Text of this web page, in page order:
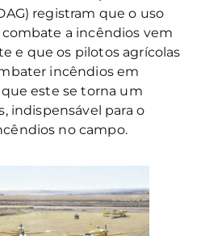
registram que o uso
a incêndios vem
e que os pilotos agrícolas
incêndios em
este se torna um
indispensável para o
no campo.